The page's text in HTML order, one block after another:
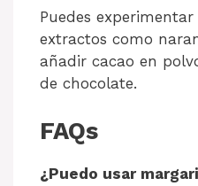
Puedes
extractos como
añadir cacao en
de chocolate.
FAQs
¿Puedo usar